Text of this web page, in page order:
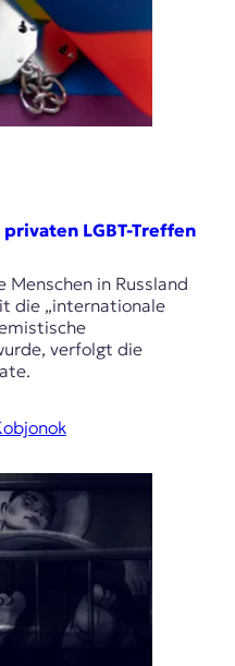
LGBT-Treffen
Menschen in Russland
die „internationale
verfolgt die